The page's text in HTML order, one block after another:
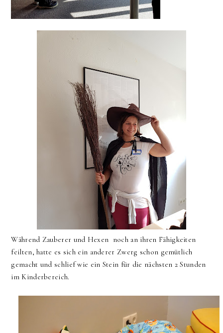
Während Zauberer und Hexen noch an ihren Fähigkeiten
feilten, hatte es sich ein anderer Zwerg schon gemütlich
gemacht und schlief wie ein Stein für die nächsten 2 Stunden
im Kinderbereich.